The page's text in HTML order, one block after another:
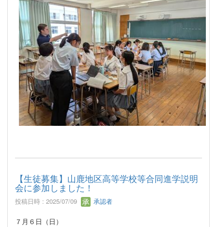
【生徒募集】山鹿地区高等学校等合同進学説明
会に参加しました！
投稿日時 : 2025/07/09 承認者
７月６日（日）